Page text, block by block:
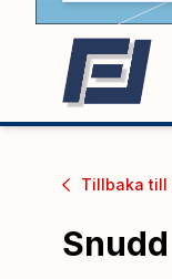
Tillbaka till